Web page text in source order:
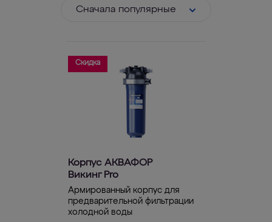
Cначала популярные
Скидка
Корпус АКВАФОР
Викинг Pro
Армированный корпус для
предварительной фильтрации
холодной воды